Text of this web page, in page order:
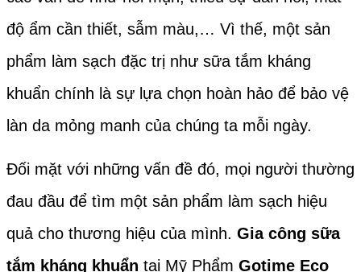
độ ẩm cần thiết, sẫm màu,… Vì thế, một sản
phẩm làm sạch đặc trị như sữa tắm kháng
khuẩn chính là sự lựa chọn hoàn hảo để bảo vệ
làn da mỏng manh của chúng ta mỗi ngày.
Đối mặt với những vấn đề đó, mọi người thường
đau đầu để tìm một sản phẩm làm sạch hiệu
quả cho thương hiệu của mình. Gia công sữa
tắm kháng khuẩn tại Mỹ Phẩm Gotime Eco